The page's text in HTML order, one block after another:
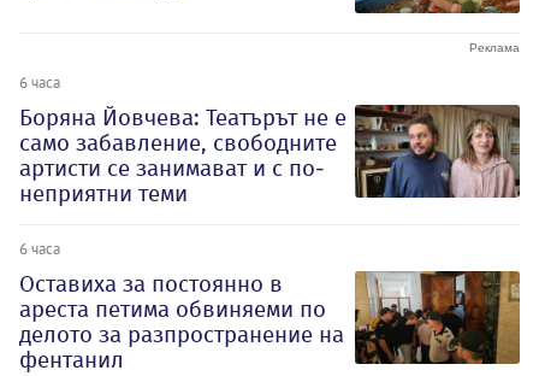
6 часа
Боряна Йовчева: Театърът не е
само забавление, свободните
артисти се занимават и с по-
неприятни теми
6 часа
Оставиха за постоянно в
ареста петима обвиняеми по
делото за разпространение на
фентанил